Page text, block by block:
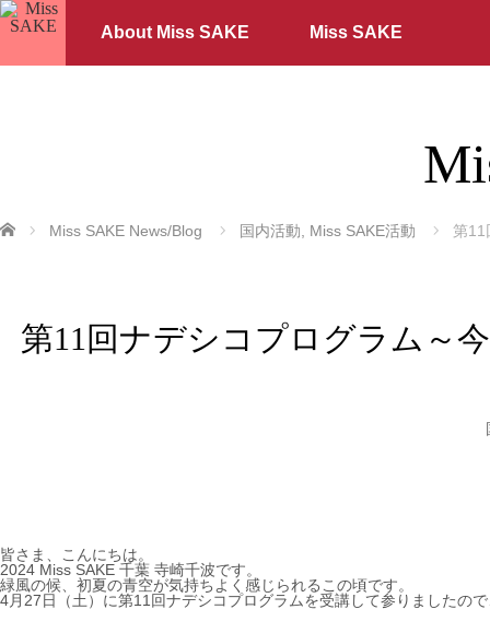
About Miss SAKE Miss SAKE
ホーム Miss SAKE News/Blog 国内活動 Miss SAKE活動 第11
第11回ナデシコプログラム～
皆さま、こんにちは。
2024 Miss SAKE 千葉 寺崎千波です。
緑風の候、初夏の青空が気持ちよく感じられるこの頃です。
4月27日（土）に第11回ナデシコプログラムを受講して参りましたの